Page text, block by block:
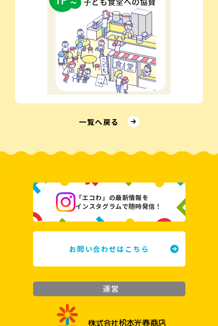
⼀覧へ戻る
「エコわ」の最新情報を
インスタグラムで随時発信！
お問い合わせはこちら